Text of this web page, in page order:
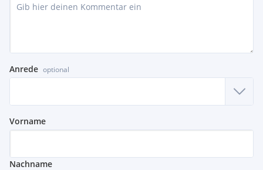
Anrede optional
Vorname
Nachname